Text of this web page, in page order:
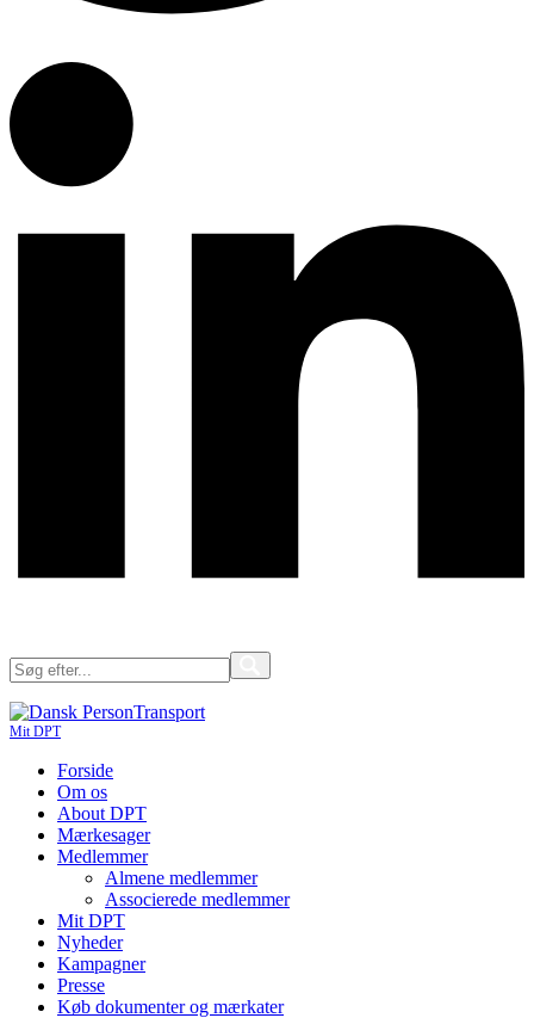
Mit DPT
Forside
Om os
About DPT
Mærkesager
Medlemmer
Almene medlemmer
Associerede medlemmer
Mit DPT
Nyheder
Kampagner
Presse
Køb dokumenter og mærkater